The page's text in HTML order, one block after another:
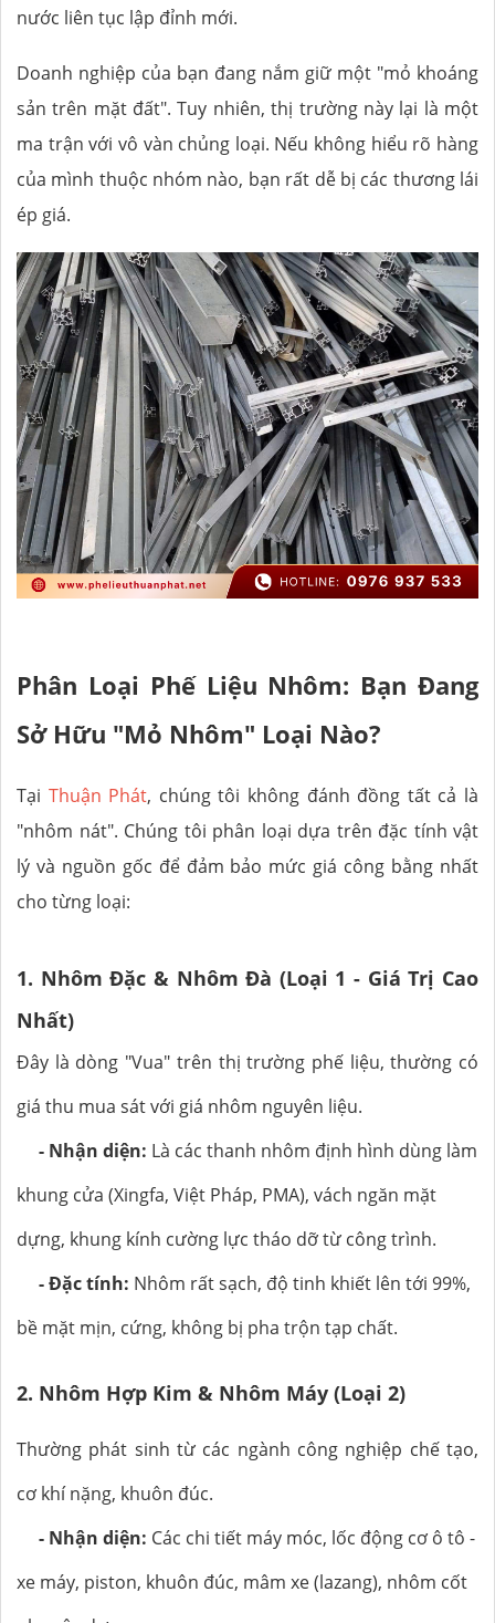
nước liên tục lập đỉnh mới.
Doanh nghiệp của bạn đang nắm giữ một "mỏ khoáng
sản trên mặt đất". Tuy nhiên, thị trường này lại là một
ma trận với vô vàn chủng loại. Nếu không hiểu rõ hàng
của mình thuộc nhóm nào, bạn rất dễ bị các thương lái
ép giá.
Phân Loại Phế Liệu Nhôm: Bạn Đang
Sở Hữu "Mỏ Nhôm" Loại Nào?
Tại Thuận Phát, chúng tôi không đánh đồng tất cả là
"nhôm nát". Chúng tôi phân loại dựa trên đặc tính vật
lý và nguồn gốc để đảm bảo mức giá công bằng nhất
cho từng loại:
1. Nhôm Đặc & Nhôm Đà (Loại 1 - Giá Trị Cao
Nhất)
Đây là dòng "Vua" trên thị trường phế liệu, thường có
giá thu mua sát với giá nhôm nguyên liệu.
- Nhận diện: Là các thanh nhôm định hình dùng làm
khung cửa (Xingfa, Việt Pháp, PMA), vách ngăn mặt
dựng, khung kính cường lực tháo dỡ từ công trình.
- Đặc tính: Nhôm rất sạch, độ tinh khiết lên tới 99%,
bề mặt mịn, cứng, không bị pha trộn tạp chất.
2. Nhôm Hợp Kim & Nhôm Máy (Loại 2)
Thường phát sinh từ các ngành công nghiệp chế tạo,
cơ khí nặng, khuôn đúc.
- Nhận diện: Các chi tiết máy móc, lốc động cơ ô tô -
xe máy, piston, khuôn đúc, mâm xe (lazang), nhôm cốt